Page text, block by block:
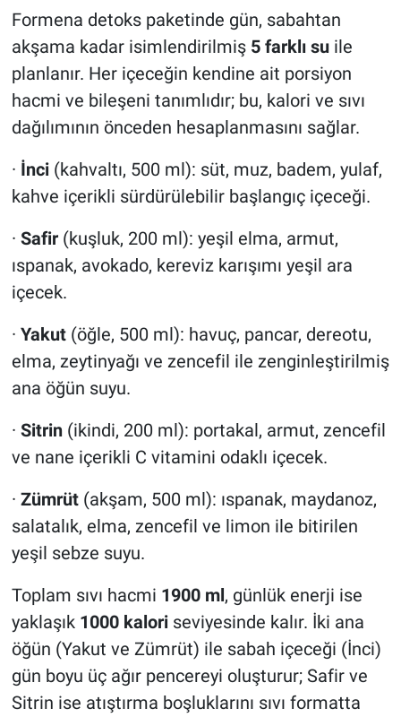
Formena detoks paketinde gün, sabahtan
akşama kadar isimlendirilmiş 5 farklı suile
planlanır. Her içeceğin kendine ait porsiyon
hacmi ve bileşeni tanımlıdır; bu, kalori ve sıvı
dağılımının önceden hesaplanmasını sağlar.
· İnci(kahvaltı, 500 ml): süt, muz, badem, yulaf,
kahve içerikli sürdürülebilir başlangıç içeceği.
· Safir(kuşluk, 200 ml): yeşil elma, armut,
ıspanak, avokado, kereviz karışımı yeşil ara
içecek.
· Yakut(öğle, 500 ml): havuç, pancar, dereotu,
elma, zeytinyağı ve zencefil ile zenginleştirilmiş
ana öğün suyu.
· Sitrin(ikindi, 200 ml): portakal, armut, zencefil
ve nane içerikli C vitamini odaklı içecek.
· Zümrüt(akşam, 500 ml): ıspanak, maydanoz,
salatalık, elma, zencefil ve limon ile bitirilen
yeşil sebze suyu.
Toplam sıvı hacmi 1900 ml, günlük enerji ise
yaklaşık 1000 kaloriseviyesinde kalır. İki ana
öğün (Yakut ve Zümrüt) ile sabah içeceği (İnci)
gün boyu üç ağır pencereyi oluşturur; Safir ve
Sitrin ise atıştırma boşluklarını sıvı formatta